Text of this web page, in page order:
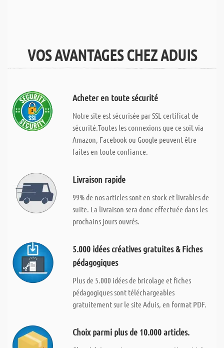
VOS AVANTAGES CHEZ ADUIS
Acheter en toute sécurité
Notre site est sécurisée par SSL certificat de
sécurité.Toutes les connexions que ce soit via
Amazon, Facebook ou Google peuvent être
faites en toute confiance.
Livraison rapide
99% de nos articles sont en stock et livrables de
suite. La livraison sera donc effectuée dans les
prochains jours ouvrés.
5.000 idées créatives gratuites & Fiches
pédagogiques
Plus de 5.000 idées de bricolage et fiches
pédagogiques sont téléchargeables
gratuitement sur le site Aduis, en format PDF.
Choix parmi plus de 10.000 articles.